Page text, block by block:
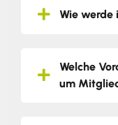
Wie werde
Welche
um